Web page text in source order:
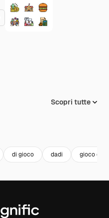
Scopri tutte
di gioco dadi gioco da